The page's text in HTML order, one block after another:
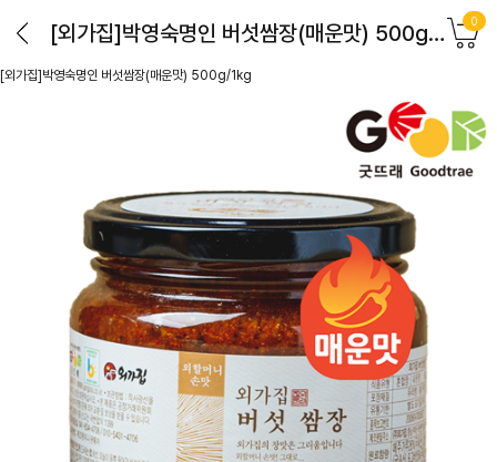
[외가집]박영숙명인 버섯쌈장(매운맛) 500g/1kg 0
[외가집]박영숙명인 버섯쌈장(매운맛) 500g/1kg